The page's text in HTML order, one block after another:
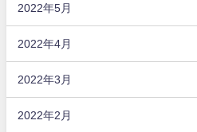
2022年5月
2022年4月
2022年3月
2022年2月